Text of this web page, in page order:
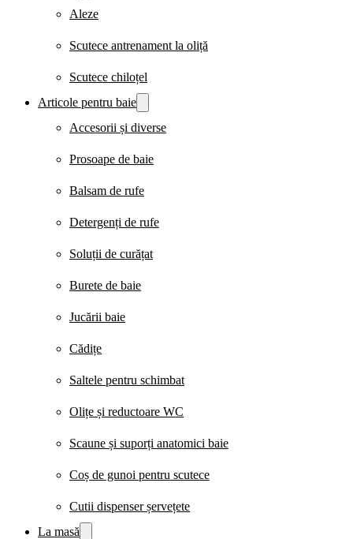
Aleze
Scutece antrenament la oliță
Scutece chiloțel
Articole pentru baie
Accesorii și diverse
Prosoape de baie
Balsam de rufe
Detergenți de rufe
Soluții de curățat
Burete de baie
Jucării baie
Cădițe
Saltele pentru schimbat
Olițe și reductoare WC
Scaune și suporți anatomici baie
Coș de gunoi pentru scutece
Cutii dispenser șervețete
La masă